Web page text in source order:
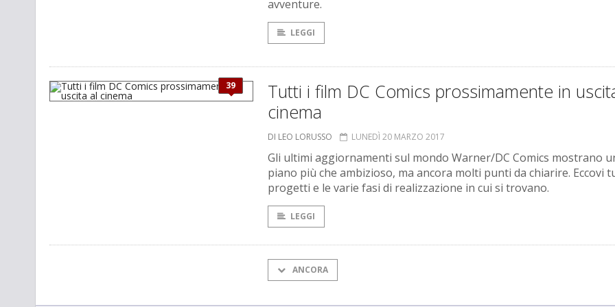
avventure.
LEGGI
39
Tutti i film DC Comics prossimamente in
cinema
DI LEO LORUSSO LUNEDÌ 20 MARZO 2017
Gli ultimi aggiornamenti sul mondo Warner/DC Comics mostrano
piano più che ambizioso, ma ancora molti punti da chiarire. Eccovi
progetti e le varie fasi di realizzazione in cui si trovano.
LEGGI
ANCORA